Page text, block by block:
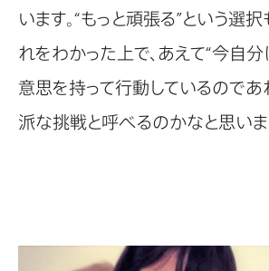
います。“もっと頑張る”という選
れをわかった上で、あえて“今自
意思を持って行動しているのであ
派な挑戦と呼べるのかなと思いま